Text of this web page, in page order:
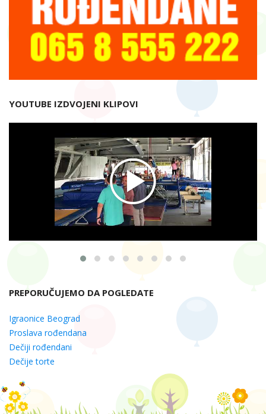
YOUTUBE IZDVOJENI KLIPOVI
PREPORUČUJEMO DA POGLEDATE
Igraonice Beograd
Proslava rođendana
Dečiji rođendani
Dečije torte